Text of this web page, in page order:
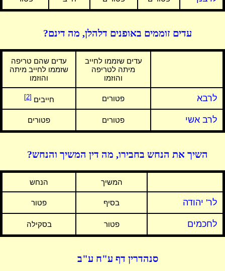
עדים זוממים באופנים דלהלן, מה דינם?
עדים שזממו לחייב
מיתה לטריפה
והוזמו
עדים שהם טריפה
שזממו לחייב מיתה
והוזמו
לרבא פטורים חייבים[2]
לרב אשי פטורים פטורים
השיך את הנחש בחבירו, מה דין המשיך והנחש?
המשיך הנחש
לר' יהודה בסיף פטור
לחכמים פטור בסקילה
סנהדרין דף ע"ח ע"ב